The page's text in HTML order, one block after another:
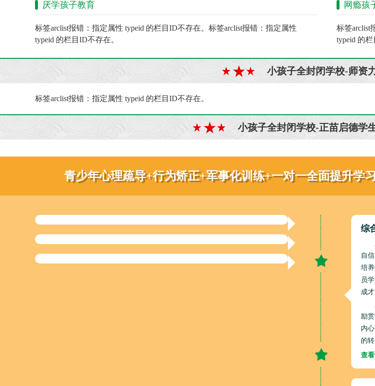
厌学孩子教育
标签arclist报错：指定属性 typeid 的栏目ID不存在。标签arclist报错：指定属性
typeid 的栏目ID不存在。
网瘾孩
标签arclist
typeid 的栏
小孩子全封闭学校-师资
标签arclist报错：指定属性 typeid 的栏目ID不存在。
小孩子全封闭学校-正苗启德学
青少年心理疏导+行为矫正+军事化训练+一对一全面提升学
综
自
培
员
成
励
内
的转
查